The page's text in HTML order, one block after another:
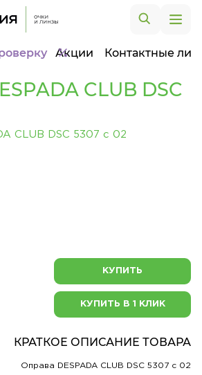
Акции Контактные
CLUB DSC
КУПИТЬ
КУПИТЬ В 1 КЛИК
КРАТКОЕ ОПИСАНИЕ ТОВАРА
Оправа DESPADA CLUB DSC 5307 c 02